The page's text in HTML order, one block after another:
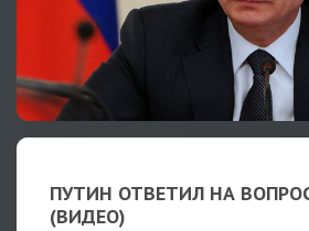
ПУТИН ОТВЕТИЛ НА
(ВИДЕО)